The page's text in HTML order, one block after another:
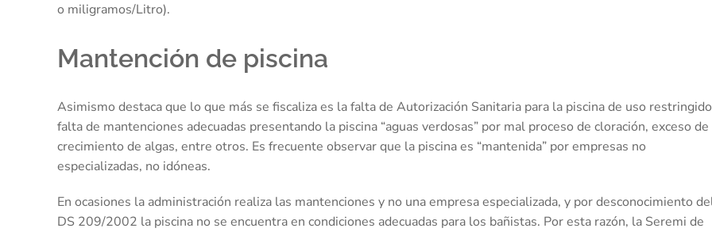
o miligramos/Litro).
Mantención de piscina
Asimismo destaca que lo que más se fiscaliza es la falta de Autorización Sanitaria para la piscina de uso
falta de mantenciones adecuadas presentando la piscina “aguas verdosas” por mal proceso de cloración, exceso de
crecimiento de algas, entre otros. Es frecuente observar que la piscina es “mantenida” por empresas no
especializadas, no idóneas.
En ocasiones la administración realiza las mantenciones y no una empresa especializada, y por desconocimiento
DS 209/2002 la piscina no se encuentra en condiciones adecuadas para los bañistas. Por esta razón, la Seremi de